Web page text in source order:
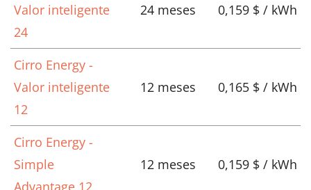
Valor inteligente
24
24 meses 0,159 $ / kWh
Cirro Energy -
Valor inteligente
12
12 meses 0,165 $ / kWh
Cirro Energy -
Simple
Advantage 12
12 meses 0,159 $ / kWh